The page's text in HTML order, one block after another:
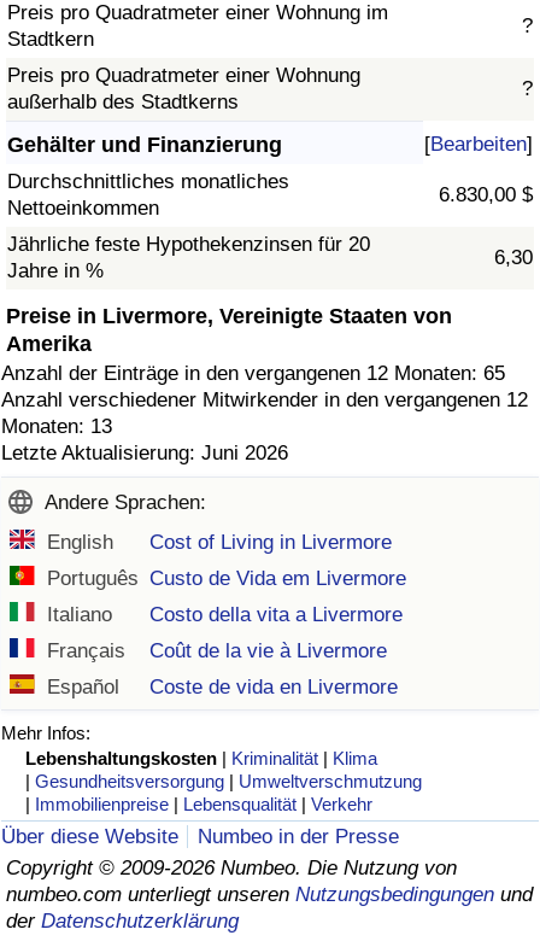
Preis pro Quadratmeter einer Wohnung im
Stadtkern
?
Preis pro Quadratmeter einer Wohnung
außerhalb des Stadtkerns
?
Gehälter und Finanzierung [Bearbeiten]
Durchschnittliches monatliches
Nettoeinkommen
6.830,00 $
Jährliche feste Hypothekenzinsen für 20
Jahre in %
6,30
Preise in Livermore, Vereinigte Staaten von
Amerika
Anzahl der Einträge in den vergangenen 12 Monaten: 65
Anzahl verschiedener Mitwirkender in den vergangenen 12
Monaten: 13
Letzte Aktualisierung: Juni 2026
Andere Sprachen:
English
Cost of Living in Livermore
Português Custo de Vida em Livermore
Italiano
Costo della vita a Livermore
Français
Coût de la vie à Livermore
Español
Coste de vida en Livermore
Mehr Infos:
Lebenshaltungskosten | Kriminalität | Klima
|Gesundheitsversorgung | Umweltverschmutzung
| Immobilienpreise | Lebensqualität |Verkehr
Über diese Website
Numbeo in der Presse
Copyright © 2009-2026 Numbeo. Die Nutzung von
numbeo.com unterliegt unseren Nutzungsbedingungen und
der Datenschutzerklärung